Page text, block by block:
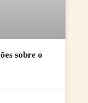
sobre o